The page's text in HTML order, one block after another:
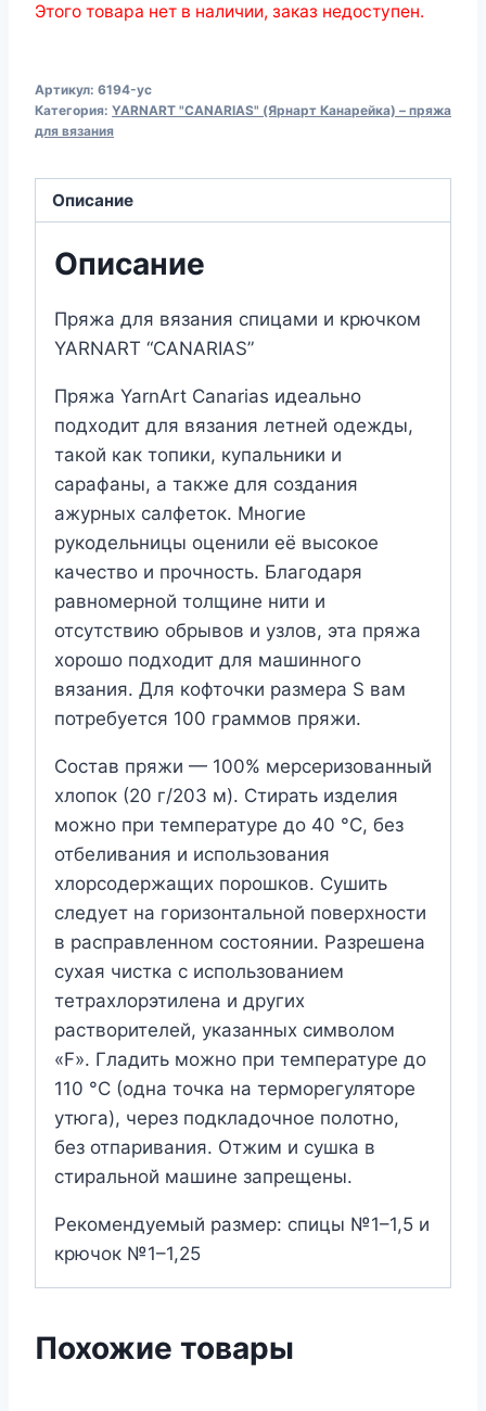
Этого товара нет в наличии, заказ недоступен.
Артикул: 6194-yc
Категория: YARNART "CANARIAS" (Ярнарт Канарейка) – пряжа
для вязания
Описание
Описание
Пряжа для вязания спицами и крючком
YARNART “CANARIAS”
Пряжа YarnArt Canarias идеально
подходит для вязания летней одежды,
такой как топики, купальники и
сарафаны, а также для создания
ажурных салфеток. Многие
рукодельницы оценили её высокое
качество и прочность. Благодаря
равномерной толщине нити и
отсутствию обрывов и узлов, эта пряжа
хорошо подходит для машинного
вязания. Для кофточки размера S вам
потребуется 100 граммов пряжи.
Состав пряжи — 100% мерсеризованный
хлопок (20 г/203 м). Стирать изделия
можно при температуре до 40 °C, без
отбеливания и использования
хлорсодержащих порошков. Сушить
следует на горизонтальной поверхности
в расправленном состоянии. Разрешена
сухая чистка с использованием
тетрахлорэтилена и других
растворителей, указанных символом
«F». Гладить можно при температуре до
110 °C (одна точка на терморегуляторе
утюга), через подкладочное полотно,
без отпаривания. Отжим и сушка в
стиральной машине запрещены.
Рекомендуемый размер: спицы №1–1,5 и
крючок №1–1,25
Похожие товары